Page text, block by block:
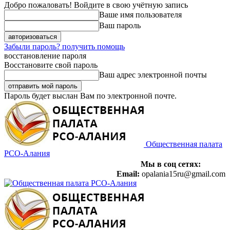
Добро пожаловать! Войдите в свою учётную запись
Ваше имя пользователя
Ваш пароль
Забыли пароль? получить помощь
восстановление пароля
Восстановите свой пароль
Ваш адрес электронной почты
Пароль будет выслан Вам по электронной почте.
Общественная палата
РСО-Алания
Мы в соц сетях:
Email: opalania15ru@gmail.com